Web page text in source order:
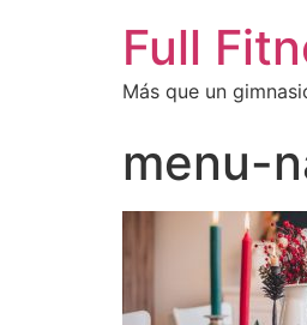
Full
Más que un
menu-